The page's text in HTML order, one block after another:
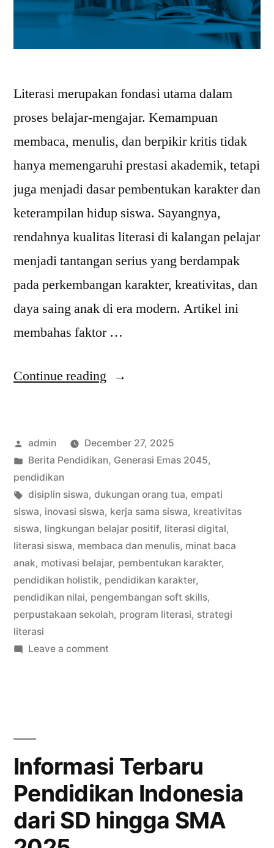
Literasi merupakan fondasi utama dalam
proses belajar-mengajar. Kemampuan
membaca, menulis, dan berpikir kritis tidak
hanya memengaruhi prestasi akademik, tetapi
juga menjadi dasar pembentukan karakter dan
keterampilan hidup siswa. Sayangnya,
rendahnya kualitas literasi di kalangan pelajar
menjadi tantangan serius yang berdampak
pada perkembangan karakter, kreativitas, dan
daya saing anak di era modern. Artikel ini
membahas faktor …
Continue reading “Rendahnya
dan
Tantangan
Pembentukan
Karakter
Siswa”
Posted
by
admin
December 27, 2025
Posted
in
Berita Pendidikan, Generasi Emas 2045,
pendidikan
Tags:
disiplin siswa, dukungan orang tua, empati
siswa, inovasi siswa, kerja sama siswa, kreativitas
siswa, lingkungan belajar positif, literasi digital,
literasi siswa, membaca dan menulis, minat baca
anak, motivasi belajar, pembentukan karakter,
pendidikan holistik, pendidikan karakter,
pendidikan nilai, pengembangan soft skills,
perpustakaan sekolah, program literasi, strategi
literasi
Leave a commenton
Karakter
Informasi Terbaru
Pendidikan Indonesia
dari SD hingga SMA